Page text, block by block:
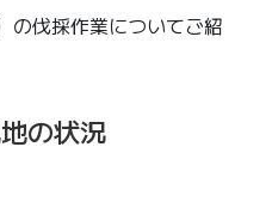
の伐採作業についてご紹
の状況